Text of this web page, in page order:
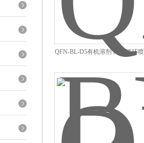
QFN-BL-D5有机溶剂 闭路循环